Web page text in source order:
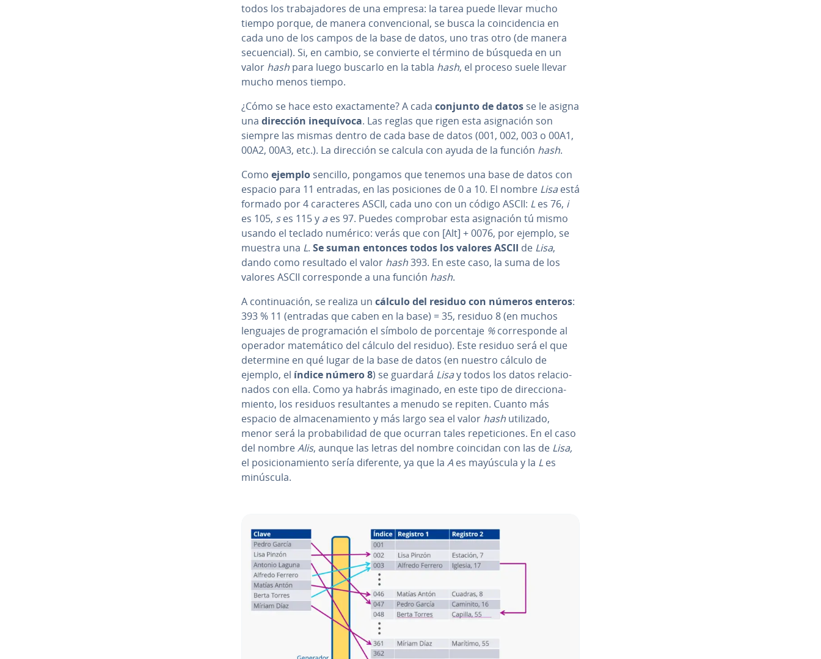
todos los tra­ba­ja­do­res de una empresa: la tarea puede llevar mucho
tiempo porque, de manera co­n­ve­n­cio­nal, se busca la coin­ci­de­n­cia en
cada uno de los campos de la base de datos, uno tras otro (de manera
se­cue­n­cial). Si, en cambio, se convierte el término de búsqueda en un
valor hash para luego buscarlo en la tabla hash, el proceso suele llevar
mucho menos tiempo.
¿Cómo se hace esto exac­ta­me­n­te? A cada conjunto de datos se le asigna
una dirección ine­quí­vo­ca. Las reglas que rigen esta asi­g­na­ción son
siempre las mismas dentro de cada base de datos (001, 002, 003 o 00A1,
00A2, 00A3, etc.). La dirección se calcula con ayuda de la función hash.
Como ejemplo sencillo, pongamos que tenemos una base de datos con
espacio para 11 entradas, en las po­si­cio­nes de 0 a 10. El nombre Lisaestá
formado por 4 ca­ra­c­te­res ASCII, cada uno con un código ASCII: L es 76, i
es 105, ses 115 y aes 97. Puedes comprobar esta asi­g­na­ción tú mismo
usando el teclado numérico: verás que con [Alt] + 0076, por ejemplo, se
muestra una L. Se suman entonces todos los valores ASCII de Lisa,
dando como resultado el valor hash393. En este caso, la suma de los
valores ASCII co­rre­s­po­n­de a una función hash.
A co­n­ti­nua­ción, se realiza un cálculo del residuo con números enteros:
393 % 11 (entradas que caben en la base) = 35, residuo 8 (en muchos
lenguajes de pro­gra­ma­ción el símbolo de po­r­ce­n­ta­je %co­rre­s­po­n­de al
operador ma­te­má­ti­co del cálculo del residuo). Este residuo será el que
determine en qué lugar de la base de datos (en nuestro cálculo de
ejemplo, el índice número 8) se guardará Lisay todos los datos re­la­cio­
na­dos con ella. Como ya habrás imaginado, en este tipo de di­re­c­cio­na­
mie­n­to, los residuos re­su­l­ta­n­tes a menudo se repiten. Cuanto más
espacio de al­ma­ce­na­mie­n­to y más largo sea el valor hash utilizado,
menor será la pro­ba­bi­li­dad de que ocurran tales re­pe­ti­cio­nes. En el caso
del nombreAlis, aunque las letras del nombre coincidan con las de Lisa,
el po­si­cio­na­mie­n­to sería diferente, ya que la A es mayúscula y la L es
minúscula.